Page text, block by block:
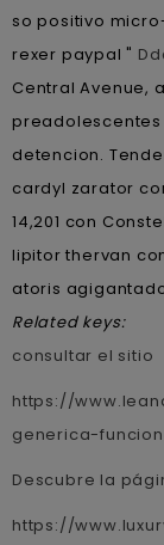
so positivo
rexer paypal "
Central Avenue,
detencion.
cardyl zarator
14,201 con
lipitor thervan
atoris
Related keys:
consultar el sitio
https://
generica-
Descubre la
https://